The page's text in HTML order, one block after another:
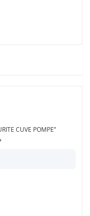
CUVE POMPE”